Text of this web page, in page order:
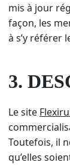
mis à jour
façon, les
à s’y référer
3.
Le site
Toutefois, il
qu’elles